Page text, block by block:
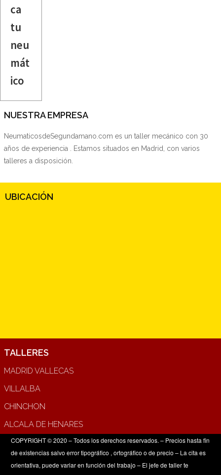
ca
tu
neu
mát
ico
NUESTRA EMPRESA
NeumaticosdeSegundamano.com es un taller mecánico con 30
años de experiencia . Estamos situados en Madrid, con varios
talleres a disposición.
UBICACIÓN
TALLERES
MADRID VALLECAS
VILLALBA
CHINCHON
ALCALA DE HENARES
COPYRIGHT © 2020 – Todos los derechos reservados. – Precios hasta fin
de existencias salvo error tipográfico , ortográfico o de precio – La cita es
orientativa, puede variar en función del trabajo – El jefe de taller te